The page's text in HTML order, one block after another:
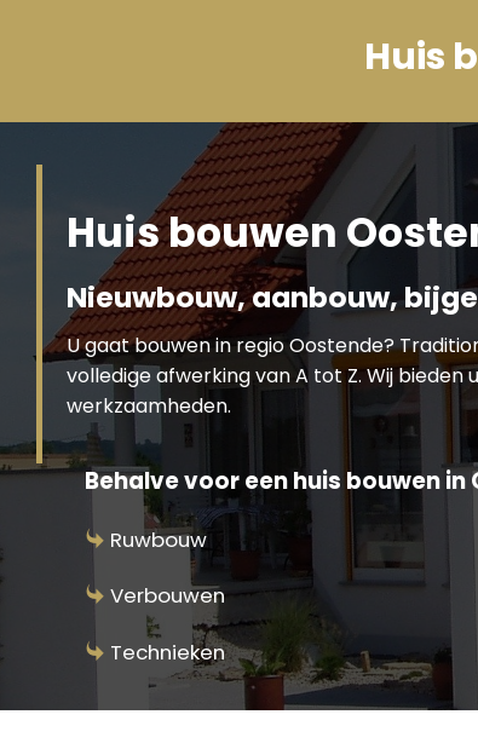
Huis
Huis bouwen
Nieuwbouw, aanbouw,
U gaat bouwen in regio Oostende?
volledige afwerking van A tot Z. Wij
werkzaamheden.
Behalve voor een huis bouwen
Ruwbouw
Verbouwen
Technieken